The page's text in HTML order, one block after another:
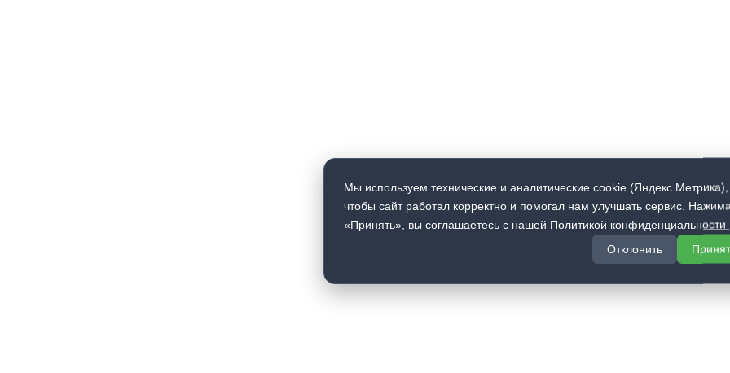
Мы используем технические и аналитические cookie (Яндекс.Метрика),
чтобы сайт работал корректно и помогал нам улучшать сервис.
«Принять», вы соглашаетесь с нашей Политикой конфиденциальности
Отклонить